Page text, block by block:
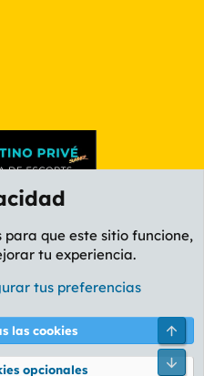
Política de privacidad Ayuda
para que este sitio funcione,
tu experiencia.
tus preferencias
las cookies
opcionales
Pie